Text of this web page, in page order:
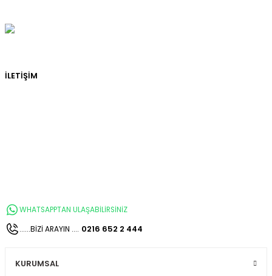
İLETİŞİM
WHATSAPPTAN ULAŞABİLİRSİNİZ
......BİZİ ARAYIN .... 0216 652 2 444
KURUMSAL